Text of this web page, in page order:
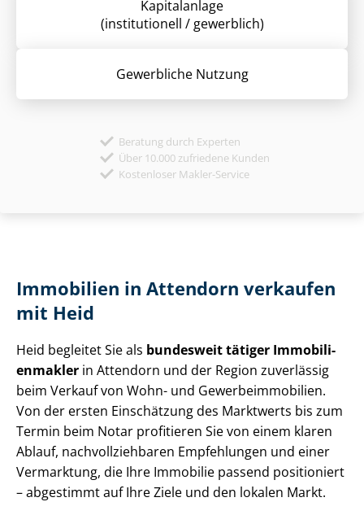
Kapitalanlage
(institutionell / gewerblich)
Gewerbliche Nutzung
Beratung durch Experten
Über 10.000 zufriedene Kunden
Kostenloser Makler-Service
Immobilien in Attendorn verkaufen
mit Heid
Heid begleitet Sie als bundesweit tätiger Im­mo­bi­li­
en­mak­ler in Attendorn und der Region zuverlässig
beim Verkauf von Wohn- und Ge­wer­be­im­mo­bi­li­en.
Von der ersten Einschätzung des Marktwerts bis zum
Termin beim Notar profitieren Sie von einem klaren
Ablauf, nach­voll­zieh­ba­ren Empfehlungen und einer
Vermarktung, die Ihre Immobilie passend positioniert
– abgestimmt auf Ihre Ziele und den lokalen Markt.